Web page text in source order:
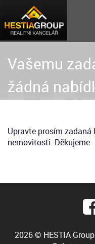
Vašemu
žádná
Upravte prosím
nemovitosti. Děkujeme
2026 © HESTIA